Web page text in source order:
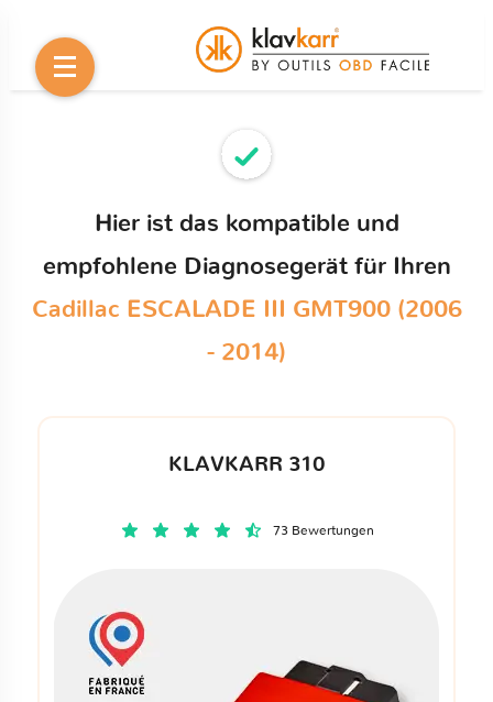
Hier ist das kompatible und
empfohlene Diagnosegerät für Ihren
Cadillac ESCALADE III GMT900 (2006
- 2014)
KLAVKARR 310
73 Bewertungen